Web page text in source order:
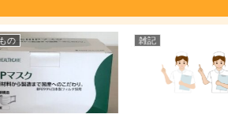
の 雑記